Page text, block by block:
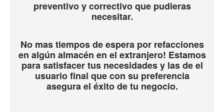
preventivo y correctivo que pudieras
necesitar.
No mas tiempos de espera por refacciones
en algún almacén en el extranjero! Estamos
para satisfacer tus necesidades y las de el
usuario final que con su preferencia
asegura el éxito de tu negocio.